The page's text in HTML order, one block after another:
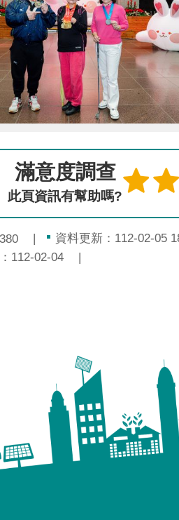
滿意度調查
此頁資訊有幫助嗎?
380 資料更新：112-02-05
112-02-04